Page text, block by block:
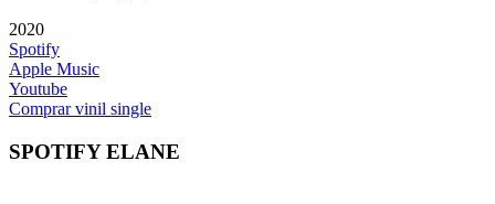
2020
Spotify
Apple Music
Youtube
Comprar vinil single
SPOTIFY ELANE